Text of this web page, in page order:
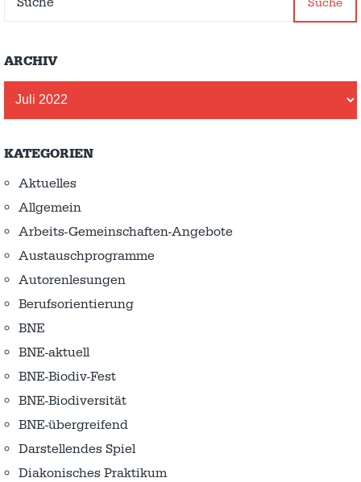
ARCHIV
KATEGORIEN
Aktuelles
Allgemein
Arbeits-Gemeinschaften-Angebote
Austausch­programme
Autorenlesungen
Berufsorientierung
BNE
BNE-aktuell
BNE-Biodiv-Fest
BNE-Biodiversität
BNE-übergreifend
Darstellendes Spiel
Diakonisches Praktikum